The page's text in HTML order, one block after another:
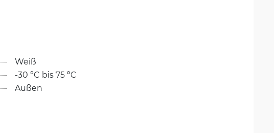
Weiß
-30 °C bis 75 °C
Außen